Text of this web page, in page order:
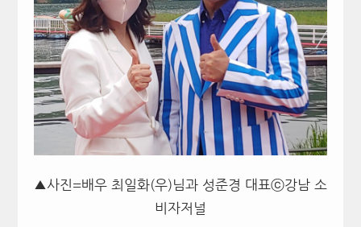
▲사진=배우 최일화(우)님과 성준경 대표ⓒ강남 소
비자저널